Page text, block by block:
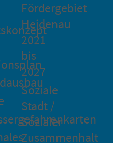
Fördergebiet
Heidenau
2021
bis
2027
Soziale
Stadt /
Sozialer
Zusammenhalt